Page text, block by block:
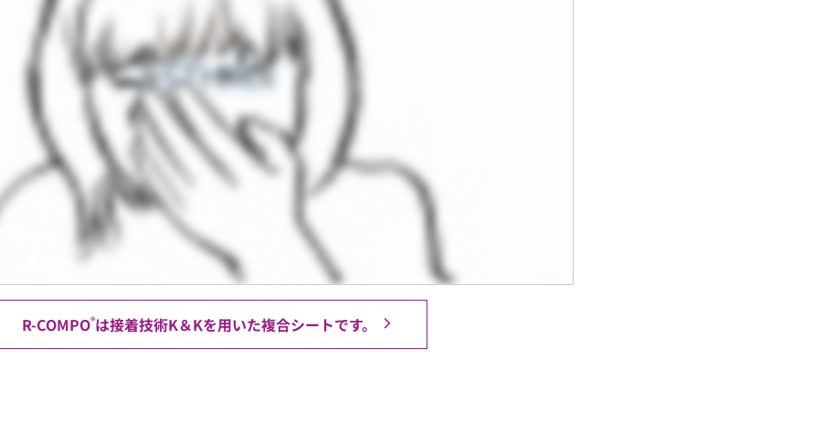
R-COMPO®は接着技術K＆Kを用いた複合シートです。